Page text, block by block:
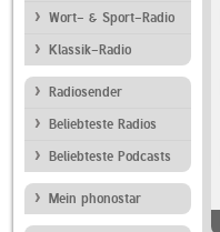
Wort- & Sport-Radio
Klassik-Radio
Radiosender
Beliebteste Radios
Beliebteste Podcasts
Mein phonostar